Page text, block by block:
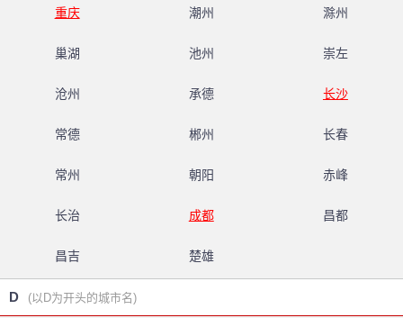
重庆 潮州 滁州
巢湖 池州 崇左
沧州 承德 长沙
常德 郴州 长春
常州 朝阳 赤峰
长治 成都 昌都
昌吉 楚雄
D (以D为开头的城市名)